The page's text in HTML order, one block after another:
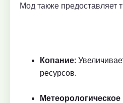
Мод также предоставляет
Копание:
ресурсов.